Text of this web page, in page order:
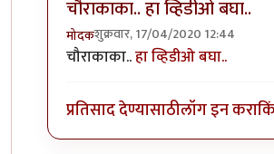
चौराकाका.. हा व्हिडीओ बघा..
मोदकशुक्रवार, 17/04/2020 12:44
In reply toअंकाई पेक्षा वेगळाच
चौराकाका..हा व्हिडीओ बघा..
प्रतिसाद देण्यासाठीलॉग इन करा